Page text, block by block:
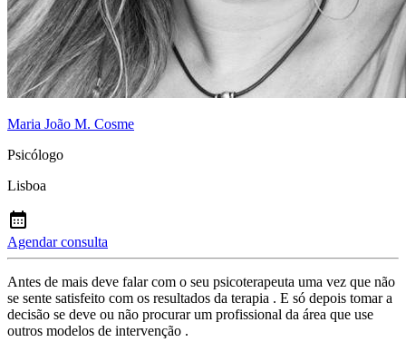
Maria João M. Cosme
Psicólogo
Lisboa
Agendar consulta
Antes de mais deve falar com o seu psicoterapeuta uma vez que não
se sente satisfeito com os resultados da terapia . E só depois tomar a
decisão se deve ou não procurar um profissional da área que use
outros modelos de intervenção .